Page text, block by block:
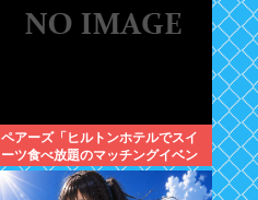
ペアーズ「ヒルトンホテルでスイ
ーツ食べ放題のマッチングイベン
トやるぞ。女2500円男7000円
な」→女だけ埋まるwww